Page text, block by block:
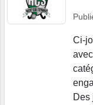
Ci-
Des